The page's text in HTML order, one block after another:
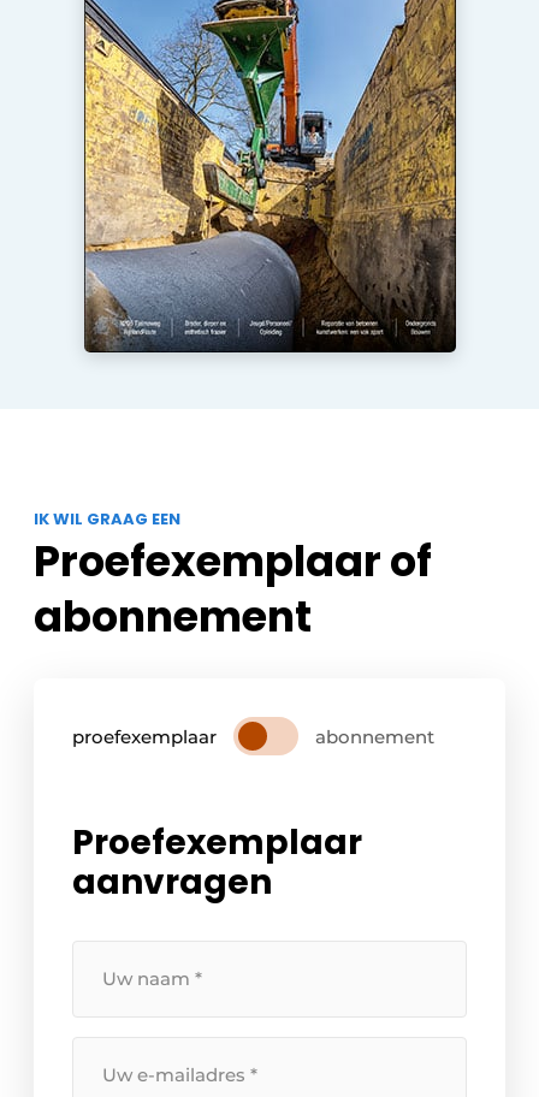
IK WIL GRAAG EEN
Proefexemplaar of
abonnement
proefexemplaar abonnement
Proefexemplaar
aanvragen
naam*